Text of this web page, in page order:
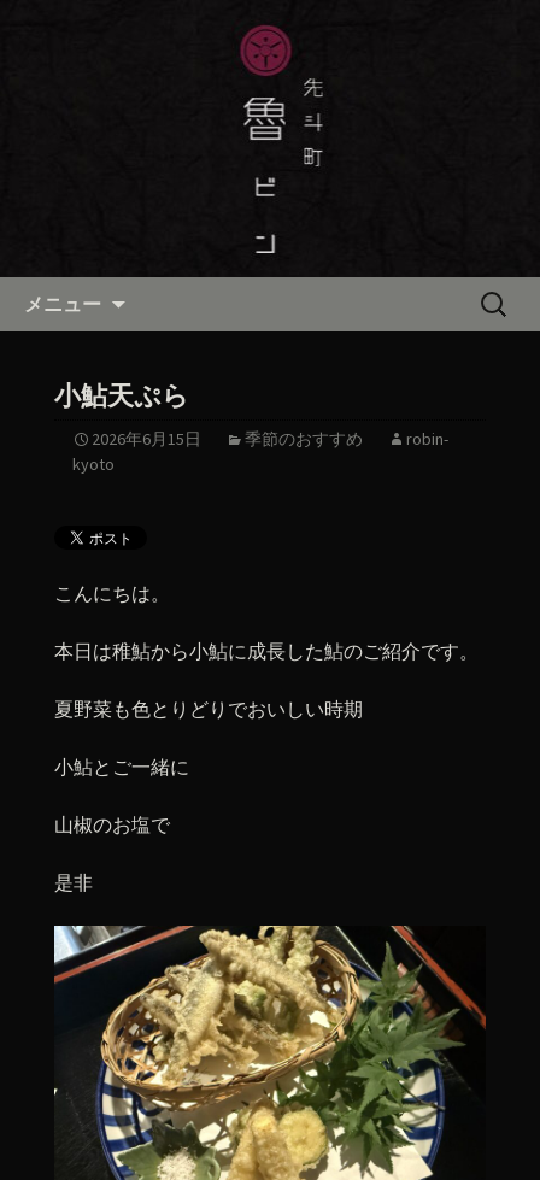
京都・先斗町の京料理・和食
「魯ビン（ろびん）」の公式ブ
京都・先斗町の京町家で美味しい季節
の京料理・和食が自慢の「魯ビン（ろ
びん）」がお店からのお知らせや、お
料理について最新情報をおとどけしま
メニュー
検
小鮎天ぷら
2026年6月15日 季節のおすすめ
robin-
kyoto
こんにちは。
本日は稚鮎から小鮎に成長した鮎のご紹介です。
夏野菜も色とりどりでおいしい時期
小鮎とご一緒に
山椒のお塩で
是非